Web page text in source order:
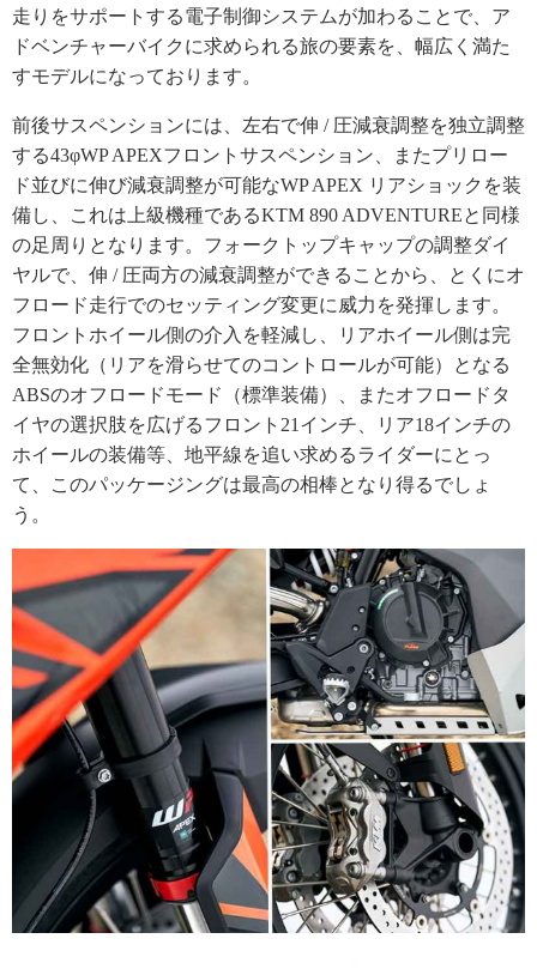
走りをサポートする電子制御システムが加わることで、ア
ドベンチャーバイクに求められる旅の要素を、幅広く満た
すモデルになっております。
前後サスペンションには、左右で伸 / 圧減衰調整を独立調整
する43φWP APEXフロントサスペンション、またプリロー
ド並びに伸び減衰調整が可能なWP APEX リアショックを装
備し、これは上級機種であるKTM 890 ADVENTUREと同様
の足周りとなります。フォークトップキャップの調整ダイ
ヤルで、伸 / 圧両方の減衰調整ができることから、とくにオ
フロード走行でのセッティング変更に威力を発揮します。
フロントホイール側の介入を軽減し、リアホイール側は完
全無効化（リアを滑らせてのコントロールが可能）となる
ABSのオフロードモード（標準装備）、またオフロードタ
イヤの選択肢を広げるフロント21インチ、リア18インチの
ホイールの装備等、地平線を追い求めるライダーにとっ
て、このパッケージングは最高の相棒となり得るでしょ
う。